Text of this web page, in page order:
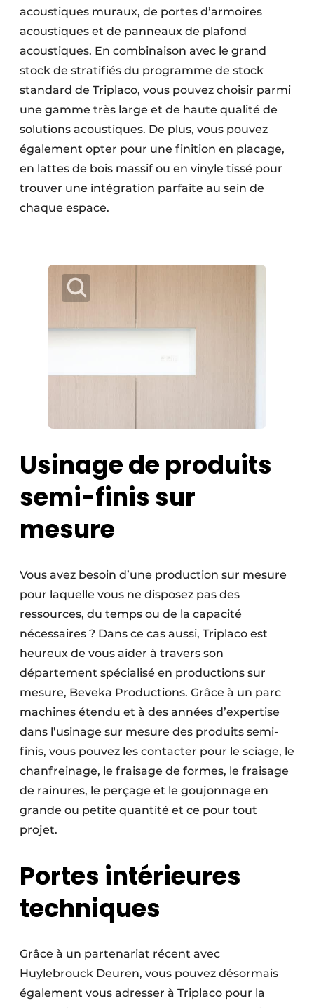
acoustiques muraux, de portes d’armoires
acoustiques et de panneaux de plafond
acoustiques. En combinaison avec le grand
stock de stratifiés du programme de stock
standard de Triplaco, vous pouvez choisir parmi
une gamme très large et de haute qualité de
solutions acoustiques. De plus, vous pouvez
également opter pour une finition en placage,
en lattes de bois massif ou en vinyle tissé pour
trouver une intégration parfaite au sein de
chaque espace.
Usinage de produits
semi-finis sur
mesure
Vous avez besoin d’une production sur mesure
pour laquelle vous ne disposez pas des
ressources, du temps ou de la capacité
nécessaires ? Dans ce cas aussi, Triplaco est
heureux de vous aider à travers son
département spécialisé en productions sur
mesure, Beveka Productions. Grâce à un parc
machines étendu et à des années d’expertise
dans l’usinage sur mesure des produits semi-
finis, vous pouvez les contacter pour le sciage, le
chanfreinage, le fraisage de formes, le fraisage
de rainures, le perçage et le goujonnage en
grande ou petite quantité et ce pour tout
projet.
Portes intérieures
techniques
Grâce à un partenariat récent avec
Huylebrouck Deuren, vous pouvez désormais
également vous adresser à Triplaco pour la